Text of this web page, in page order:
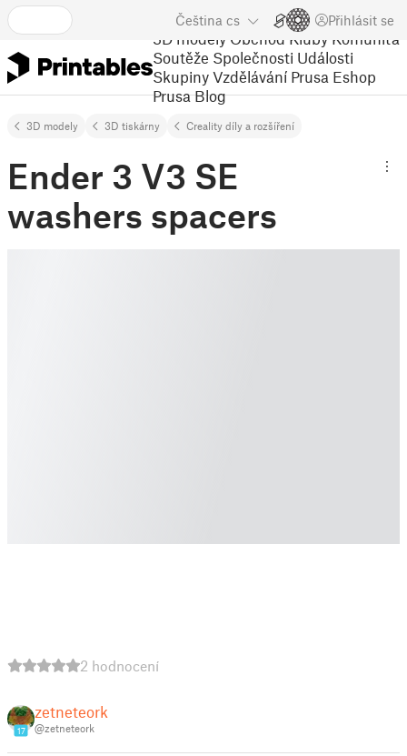
Čeština cs Přihlásit se
3D modely Obchod Kluby Komunita
Soutěže Společnosti Události
Skupiny Vzdělávání Prusa Eshop
Prusa Blog
3D modely 3D tiskárny Creality díly a rozšíření
Ender 3 V3 SE
washers spacers
2 hodnocení
17
zetneteork
@zetneteork